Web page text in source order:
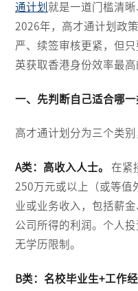
通计划 就是一道门槛清
2026年，高才通计划政
严、续签审核更紧，但
英获取香港身份效率最高
一、先判断自己适合哪一
高才通计划分为三个类
A类：高收入人士。
在紧
250万元或以上（或等值
业或业务收入，包括薪
公司所得的利润。个人
无学历限制。
B类：名校毕业生+工作经